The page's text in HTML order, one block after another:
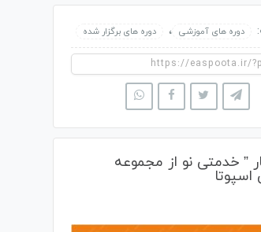
دوره های آموزشی ، دوره های برگزار شده
” خدمتی نو از مجموعه